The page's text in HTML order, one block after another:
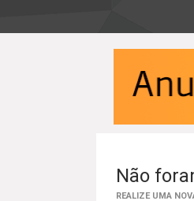
Não
REALIZE UMA